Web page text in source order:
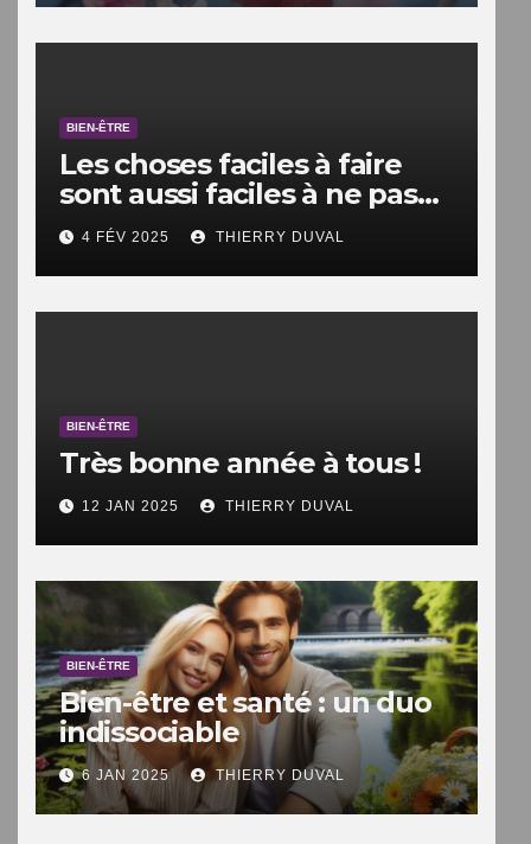
BIEN-ÊTRE
Les choses faciles à faire
sont aussi faciles à ne pas
faire.
4 FÉV 2025 THIERRY DUVAL
BIEN-ÊTRE
Très bonne année à tous !
12 JAN 2025 THIERRY DUVAL
BIEN-ÊTRE
Bien-être et santé : un duo
indissociable
6 JAN 2025 THIERRY DUVAL